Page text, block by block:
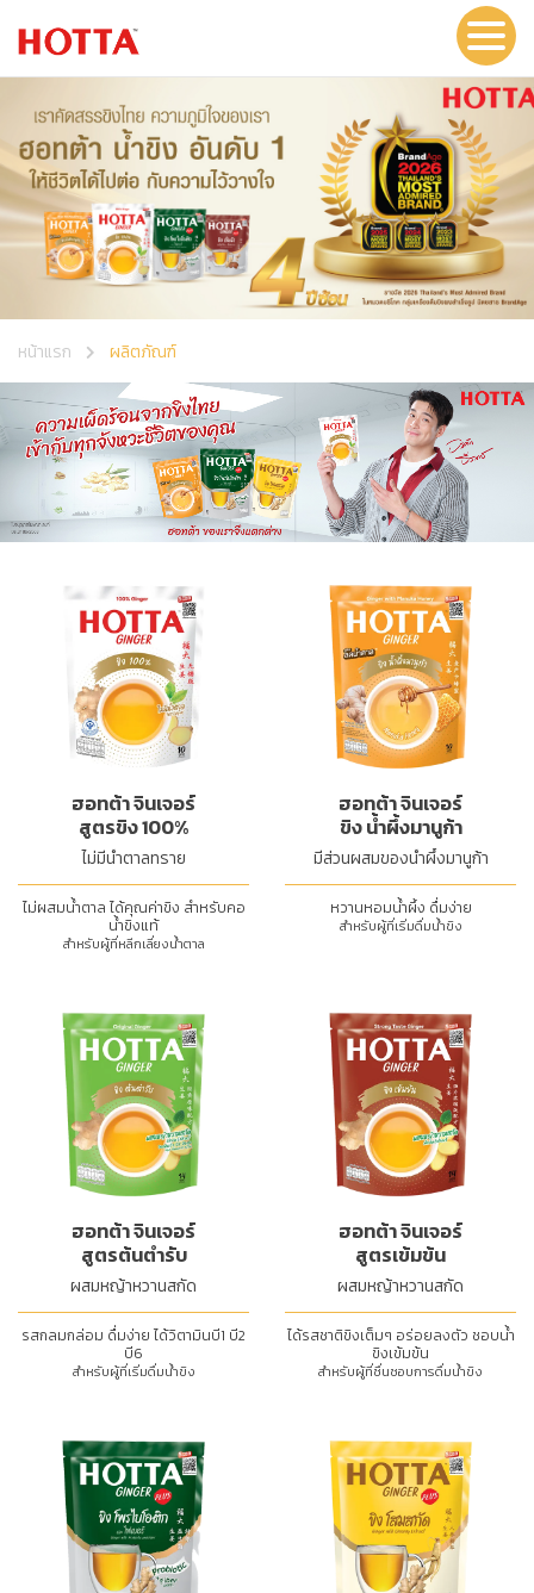
หน้าแรก ผลิตภัณฑ์
ฮอทต้า จินเจอร์
สูตรขิง 100%
ไม่มีน้ำตาลทราย
ไม่ผสมน้ำตาล ได้คุณค่าขิง สำหรับคอ
น้ำขิงแท้
สำหรับผู้ที่หลีกเลี่ยงน้ำตาล
ฮอทต้า จินเจอร์
ขิง น้ำผึ้งมานูก้า
มีส่วนผสมของน้ำผึ้งมานูก้า
หวานหอมน้ำผึ้ง ดื่มง่าย
สำหรับผู้ที่เริ่มดื่มน้ำขิง
ฮอทต้า จินเจอร์
สูตรต้นตำรับ
ผสมหญ้าหวานสกัด
รสกลมกล่อม ดื่มง่าย ได้วิตามินบี1 บี2
บี6
สำหรับผู้ที่เริ่มดื่มน้ำขิง
ฮอทต้า จินเจอร์
สูตรเข้มข้น
ผสมหญ้าหวานสกัด
ได้รสชาติขิงเต็มๆ อร่อยลงตัว ชอบน้ำ
ขิงเข้มข้น
สำหรับผู้ที่ชื่นชอบการดื่มน้ำขิง